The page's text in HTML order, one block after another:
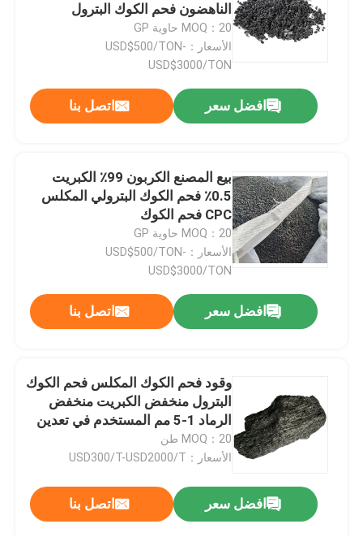
الناهضون فحم الكوك البترول
MOQ：20 حاوية GP
الأسعار：USD$500/TON-
USD$3000/TON
افضل سعر اتصل بنا
بيع المصنع الكربون 99٪ الكبريت
0.5٪ فحم الكوك البترولي المكلس
CPC فحم الكوك
MOQ：20 حاوية GP
الأسعار：USD$500/TON-
USD$3000/TON
افضل سعر اتصل بنا
وقود فحم الكوك المكلس فحم الكوك
البترول منخفض الكبريت منخفض
الرماد 1-5 مم المستخدم في تعدين
Cpc
MOQ：20 طن
الأسعار：USD300/T-USD2000/T
افضل سعر اتصل بنا